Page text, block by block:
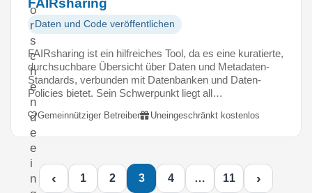
o
r
s
c
h
e
n
d
e
e
i
n
Daten und Code veröffentlichen
FAIRsharing ist ein hilfreiches Tool, da es eine kuratierte,
durchsuchbare Übersicht über Daten und Metadaten-
Standards, verbunden mit Datenbanken und Daten-
Policies bietet. Sein Schwerpunkt liegt all…
Gemeinnütziger Betreiber Uneingeschränkt kostenlos
‹ 1 2 3 4 … 11 ›